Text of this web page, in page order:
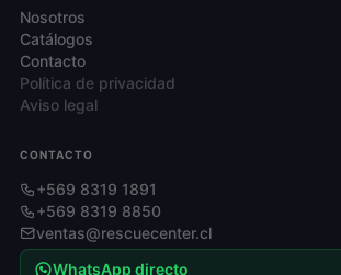
Nosotros
Catálogos
Contacto
Política de privacidad
Aviso legal
CONTACTO
+569 8319 1891
+569 8319 8850
ventas@rescuecenter.cl
WhatsApp directo